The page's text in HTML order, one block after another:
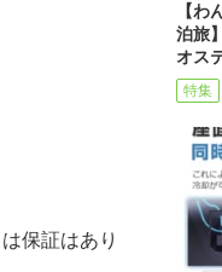
保証はあり
【
泊旅
オス
特集